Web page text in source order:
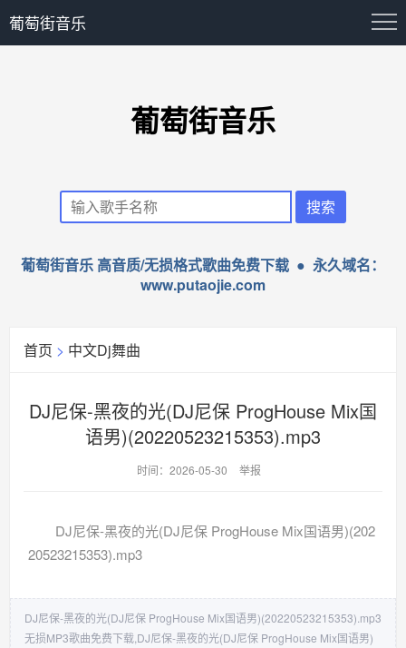
葡萄街音乐
葡萄街音乐
葡萄街音乐 高音质/无损格式歌曲免费下载 ● 永久域名：
www.putaojie.com
首页 > 中文Dj舞曲
DJ尼保-黑夜的光(DJ尼保 ProgHouse Mix国
语男)(20220523215353).mp3
时间：2026-05-30 举报
DJ尼保-黑夜的光(DJ尼保 ProgHouse Mix国语男)(202
20523215353).mp3
DJ尼保-黑夜的光(DJ尼保 ProgHouse Mix国语男)(20220523215353).mp3
无损MP3歌曲免费下载,DJ尼保-黑夜的光(DJ尼保 ProgHouse Mix国语男)